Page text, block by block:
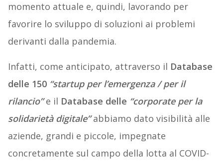
momento attuale e, quindi, lavorando per
favorire lo sviluppo di soluzioni ai problemi
derivanti dalla pandemia.
Infatti, come anticipato, attraverso il Database
delle 150“startup per l’emergenza / per il
rilancio”e il Database delle “corporate per la
solidarietà digitale” abbiamo dato visibilità alle
aziende, grandi e piccole, impegnate
concretamente sul campo della lotta al COVID-